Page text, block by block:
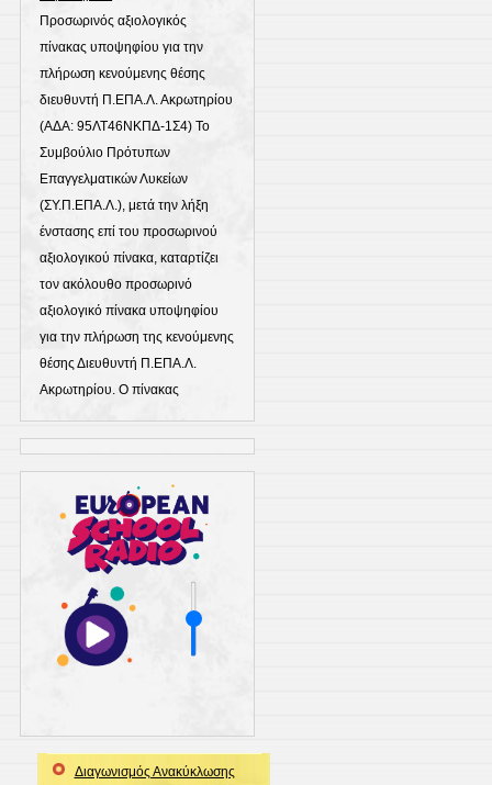
Προσωρινός αξιολογικός
πίνακας υποψηφίου για την
πλήρωση κενούμενης θέσης
διευθυντή Π.ΕΠΑ.Λ. Ακρωτηρίου
(ΑΔΑ: 95ΛΤ46ΝΚΠΔ-1Σ4) Το
Συμβούλιο Πρότυπων
Επαγγελματικών Λυκείων
(ΣΥ.Π.ΕΠΑ.Λ.), μετά την λήξη
ένστασης επί του προσωρινού
αξιολογικού πίνακα, καταρτίζει
τον ακόλουθο προσωρινό
αξιολογικό πίνακα υποψηφίου
για την πλήρωση της κενούμενης
θέσης Διευθυντή Π.ΕΠΑ.Λ.
Ακρωτηρίου. Ο πίνακας
Διαγωνισμός Ανακύκλωσης